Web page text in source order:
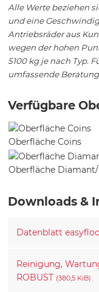
Alle Werte beziehen
und eine
Antriebsräder aus
wegen der hohen
5100 kg je nach Typ.
umfassende
Verfügbare
Oberfläche Coins
Oberfläche
Downloads &
Datenblatt
Reinigung,
ROBUST (380,5 KiB)